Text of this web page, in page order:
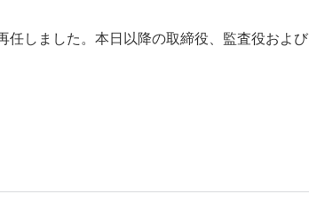
任しました。本日以降の取締役、監査役および